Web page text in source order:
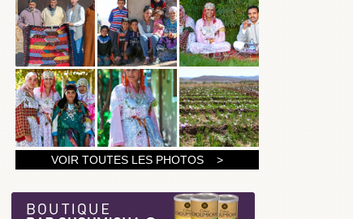
1
2
VOIR TOUTES LES PHOTOS >